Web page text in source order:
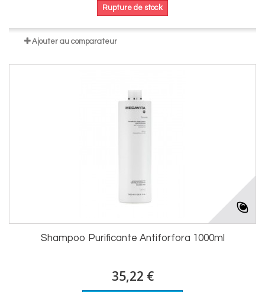
Rupture de stock
Ajouter au comparateur
Shampoo Purificante Antiforfora 1000ml
35,22 €